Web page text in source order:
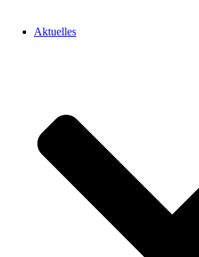
Aktuelles